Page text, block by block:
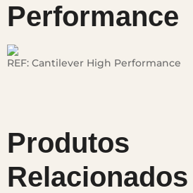
Performance
REF: Cantilever High Performance
Produtos
Relacionados